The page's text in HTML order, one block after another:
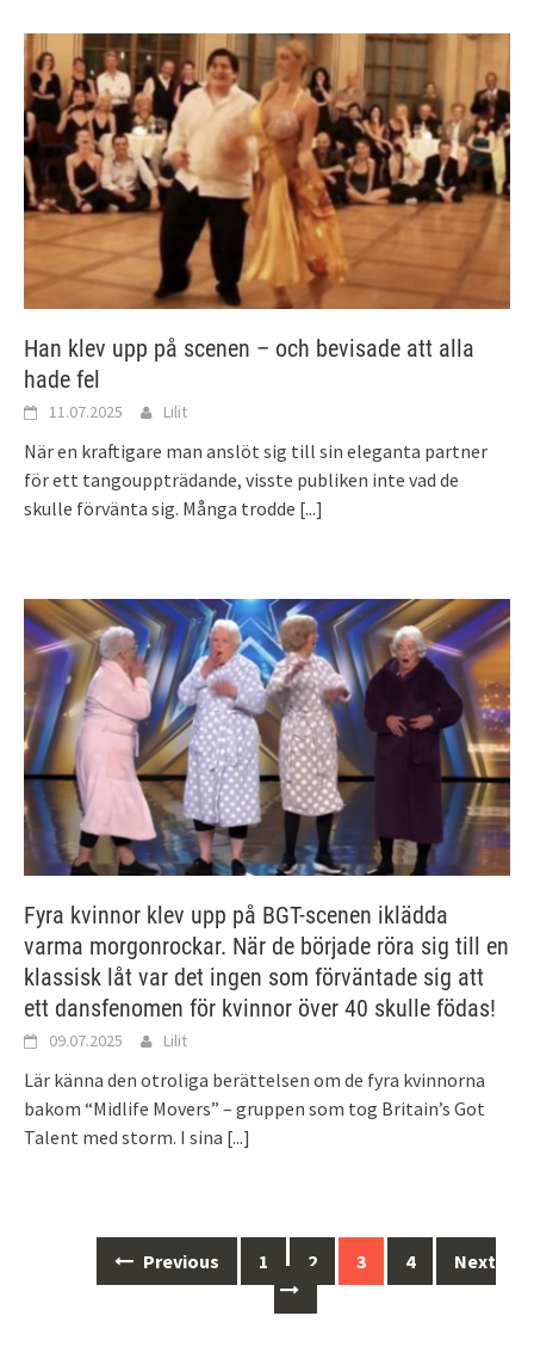
Han klev upp på scenen – och bevisade att alla
hade fel
11.07.2025 Lilit
När en kraftigare man anslöt sig till sin eleganta partner
för ett tangouppträdande, visste publiken inte vad de
skulle förvänta sig. Många trodde [...]
Fyra kvinnor klev upp på BGT-scenen iklädda
varma morgonrockar. När de började röra sig till en
klassisk låt var det ingen som förväntade sig att
ett dansfenomen för kvinnor över 40 skulle födas!
09.07.2025 Lilit
Lär känna den otroliga berättelsen om de fyra kvinnorna
bakom “Midlife Movers” – gruppen som tog Britain’s Got
Talent med storm. I sina [...]
navigation
Previous 1 2 3 4 Next